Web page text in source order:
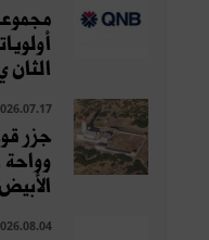
الثان ي
جزر
وواحة